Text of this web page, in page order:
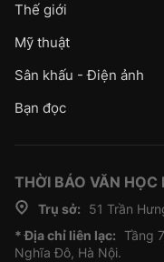
Thế giới
Mỹ thuật
Sân khấu - Điện ảnh
Bạn đọc
THỜI BÁO VĂN HỌC
Trụ sở:
51 Trần
* Địa chỉ liên lạc: Tầng
Nghĩa Đô, Hà Nội.